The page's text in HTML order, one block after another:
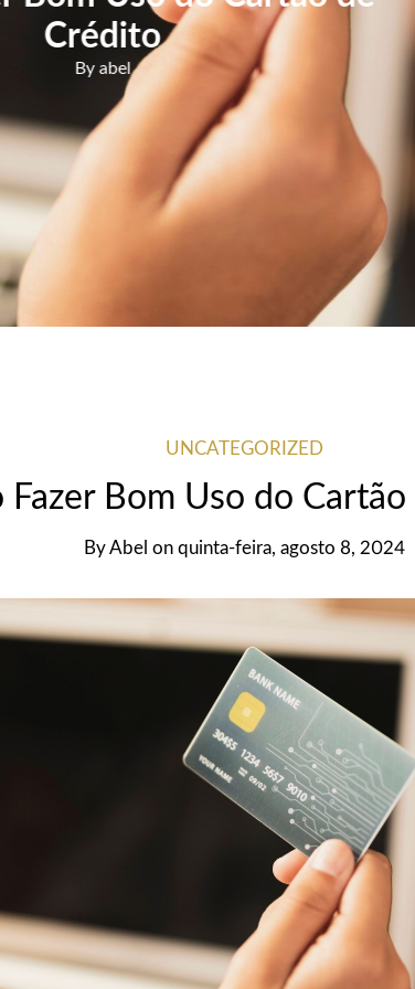
UNCATEGORIZED
Fazer Bom Uso do
ByAbel onquinta-feira, agosto 8, 2024